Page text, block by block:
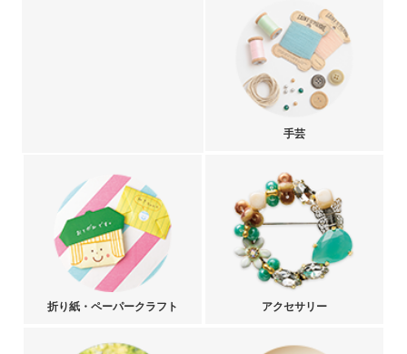
手芸
折り紙・ペーパークラフト アクセサリー